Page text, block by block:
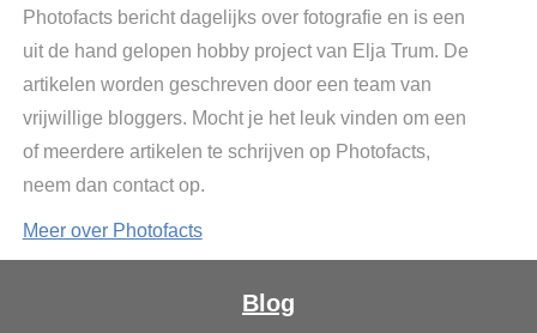
Photofacts bericht dagelijks over fotografie en is een
uit de hand gelopen hobby project van Elja Trum. De
artikelen worden geschreven door een team van
vrijwillige bloggers. Mocht je het leuk vinden om een
of meerdere artikelen te schrijven op Photofacts,
neem dan contact op.
Meer over Photofacts
Blog